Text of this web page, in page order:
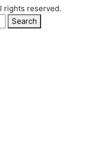
rights reserved.
Search